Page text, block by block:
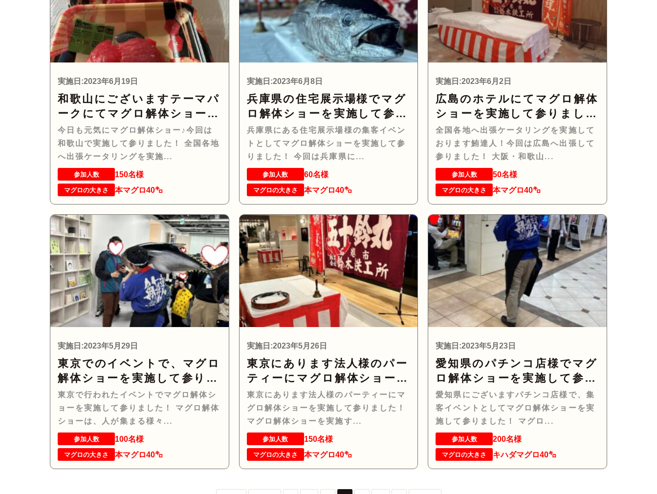
実施日:2023年6月19日
和歌山にございますテーマパ
ークにてマグロ解体ショーを
実施して参りました！
今日も元気にマグロ解体ショー♪今回は
和歌山で実施して参りました！ 全国各地
へ出張ケータリングを実施...
参加人数 150名様
マグロの大きさ 本マグロ40㌔
実施日:2023年6月8日
兵庫県の住宅展示場様でマグ
ロ解体ショーを実施して参り
ました！
兵庫県にある住宅展示場様の集客イベン
トとしてマグロ解体ショーを実施して参
りました！ 今回は兵庫県に...
参加人数 60名様
マグロの大きさ 本マグロ40㌔
実施日:2023年6月2日
広島のホテルにてマグロ解体
ショーを実施して参りまし
た！
全国各地へ出張ケータリングを実施して
おります鮪達人！今回は広島へ出張して
参りました！ 大阪・和歌山...
参加人数 50名様
マグロの大きさ 本マグロ40㌔
実施日:2023年5月29日
東京でのイベントで、マグロ
解体ショーを実施して参りま
した！
東京で行われたイベントでマグロ解体シ
ョーを実施して参りました！ マグロ解体
ショーは、人が集まる様々...
参加人数 100名様
マグロの大きさ 本マグロ40㌔
実施日:2023年5月26日
東京にあります法人様のパー
ティーにマグロ解体ショーを
実施して参りました！
東京にあります法人様のパーティーにマ
グロ解体ショーを実施して参りました！
マグロ解体ショーを実施す...
参加人数 150名様
マグロの大きさ 本マグロ40㌔
実施日:2023年5月23日
愛知県のパチンコ店様でマグ
ロ解体ショーを実施して参り
ました
愛知県にございますパチンコ店様で、集
客イベントとしてマグロ解体ショーを実
施して参りました！ マグロ...
参加人数 200名様
マグロの大きさ キハダマグロ40㌔